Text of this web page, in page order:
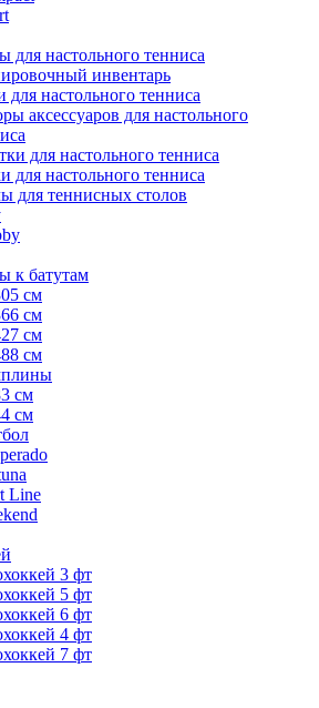
для настольного тенниса
инвентарь
для настольного тенниса
аксессуаров для настольного
для настольного тенниса
для настольного тенниса
для теннисных столов
к батутам
см
см
см
см
см
см
Line
3 фт
5 фт
6 фт
4 фт
7 фт